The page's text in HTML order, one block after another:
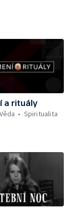
a rituály
Věda Spiritualita